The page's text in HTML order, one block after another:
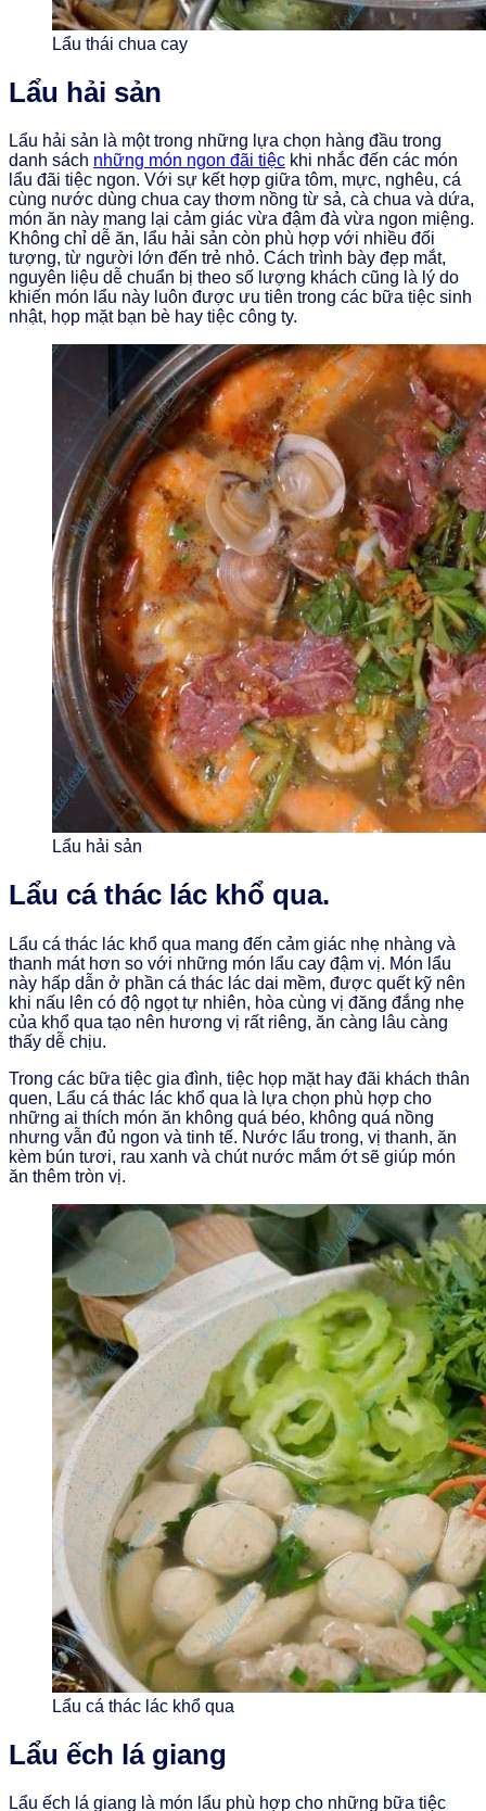
Lẩu thái chua cay
Lẩu hải sản
Lẩu hải sản là một trong những lựa chọn hàng đầu trong
danh sách những món ngon đãi tiệc khi nhắc đến các món
lẩu đãi tiệc ngon. Với sự kết hợp giữa tôm, mực, nghêu, cá
cùng nước dùng chua cay thơm nồng từ sả, cà chua và dứa,
món ăn này mang lại cảm giác vừa đậm đà vừa ngon miệng.
Không chỉ dễ ăn, lẩu hải sản còn phù hợp với nhiều đối
tượng, từ người lớn đến trẻ nhỏ. Cách trình bày đẹp mắt,
nguyên liệu dễ chuẩn bị theo số lượng khách cũng là lý do
khiến món lẩu này luôn được ưu tiên trong các bữa tiệc sinh
nhật, họp mặt bạn bè hay tiệc công ty.
Lẩu hải sản
Lẩu cá thác lác khổ qua.
Lẩu cá thác lác khổ qua mang đến cảm giác nhẹ nhàng và
thanh mát hơn so với những món lẩu cay đậm vị. Món lẩu
này hấp dẫn ở phần cá thác lác dai mềm, được quết kỹ nên
khi nấu lên có độ ngọt tự nhiên, hòa cùng vị đăng đắng nhẹ
của khổ qua tạo nên hương vị rất riêng, ăn càng lâu càng
thấy dễ chịu.
Trong các bữa tiệc gia đình, tiệc họp mặt hay đãi khách thân
quen, Lẩu cá thác lác khổ qua là lựa chọn phù hợp cho
những ai thích món ăn không quá béo, không quá nồng
nhưng vẫn đủ ngon và tinh tế. Nước lẩu trong, vị thanh, ăn
kèm bún tươi, rau xanh và chút nước mắm ớt sẽ giúp món
ăn thêm tròn vị.
Lẩu cá thác lác khổ qua
Lẩu ếch lá giang
Lẩu ếch lá giang là món lẩu phù hợp cho những bữa tiệc